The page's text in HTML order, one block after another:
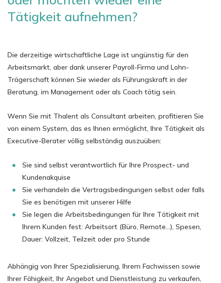
Tätigkeit aufnehmen?
Die derzeitige wirtschaftliche Lage ist ungünstig für den
Arbeitsmarkt, aber dank unserer Payroll-Firma und Lohn-
Trägerschaft können Sie wieder als Führungskraft in der
Beratung, im Management oder als Coach tätig sein.
Wenn Sie mit Thalent als Consultant arbeiten, profitieren Sie
von einem System, das es Ihnen ermöglicht, Ihre Tätigkeit als
Executive-Berater völlig selbständig auszuüben:
Sie sind selbst verantwortlich für Ihre Prospect- und
Kundenakquise
Sie verhandeln die Vertragsbedingungen selbst oder falls
Sie es benötigen mit unserer Hilfe
Sie legen die Arbeitsbedingungen für Ihre Tätigkeit mit
Ihrem Kunden fest: Arbeitsort (Büro, Remote…), Spesen,
Dauer: Vollzeit, Teilzeit oder pro Stunde
Abhängig von Ihrer Spezialisierung, Ihrem Fachwissen sowie
Ihrer Fähigkeit, Ihr Angebot und Dienstleistung zu verkaufen,